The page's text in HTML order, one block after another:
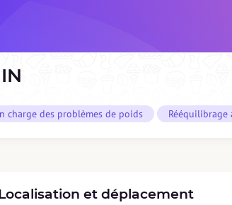
charge des problèmes de poids
et déplacement